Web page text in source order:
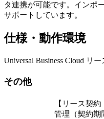
タ連携が可能です。インポ
サポートしています。
仕様・動作環境
Universal Business Cloud リ
その他
【リース契
管理（契約期